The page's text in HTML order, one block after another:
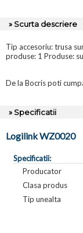
» Scurta descriere
Tip accesoriu: trusa
produse: 1 Produse:
De la Bocris poti
» Specificatii
Logilink WZ0020
Specificatii:
Producator
Clasa produs
Tip unealta